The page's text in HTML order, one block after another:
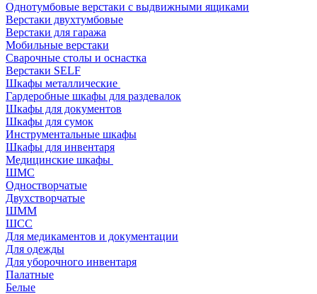
Однотумбовые верстаки с выдвижными ящиками
Верстаки двухтумбовые
Верстаки для гаража
Мобильные верстаки
Сварочные столы и оснастка
Верстаки SELF
Шкафы металлические
Гардеробные шкафы для раздевалок
Шкафы для документов
Шкафы для сумок
Инструментальные шкафы
Шкафы для инвентаря
Медицинские шкафы
ШМС
Одностворчатые
Двухстворчатые
ШММ
ШСС
Для медикаментов и документации
Для одежды
Для уборочного инвентаря
Палатные
Белые